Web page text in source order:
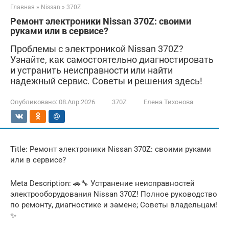
Главная » Nissan » 370Z
Ремонт электроники Nissan 370Z: своими
руками или в сервисе?
Проблемы с электроникой Nissan 370Z?
Узнайте, как самостоятельно диагностировать
и устранить неисправности или найти
надежный сервис. Советы и решения здесь!
Опубликовано: 08.Апр.2026 370Z Елена Тихонова
Title: Ремонт электроники Nissan 370Z: своими руками
или в сервисе?
Meta Description: 🚗🔧 Устранение неисправностей
электрооборудования Nissan 370Z! Полное руководство
по ремонту, диагностике и замене; Советы владельцам!
✨